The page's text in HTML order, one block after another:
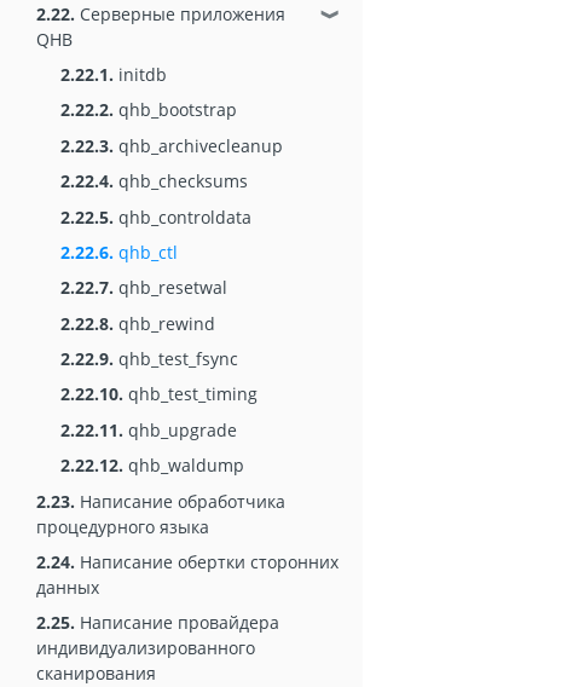
2.22. Серверные приложения
QHB
❱
2.22.1. initdb
2.22.2. qhb_bootstrap
2.22.3. qhb_archivecleanup
2.22.4. qhb_checksums
2.22.5. qhb_controldata
2.22.6. qhb_ctl
2.22.7. qhb_resetwal
2.22.8. qhb_rewind
2.22.9. qhb_test_fsync
2.22.10. qhb_test_timing
2.22.11. qhb_upgrade
2.22.12. qhb_waldump
2.23. Написание обработчика
процедурного языка
2.24. Написание обертки сторонних
данных
2.25. Написание провайдера
индивидуализированного
сканирования